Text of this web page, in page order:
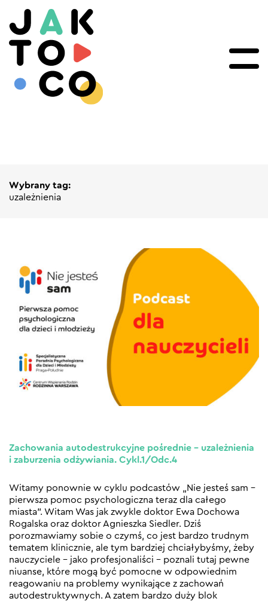
Wybrany tag:
uzależnienia
Zachowania autodestrukcyjne pośrednie – uzależnienia
i zaburzenia odżywiania. Cykl.1/Odc.4
Witamy ponownie w cyklu podcastów „Nie jesteś sam –
pierwsza pomoc psychologiczna teraz dla całego
miasta”. Witam Was jak zwykle doktor Ewa Dochowa
Rogalska oraz doktor Agnieszka Siedler. Dziś
porozmawiamy sobie o czymś, co jest bardzo trudnym
tematem klinicznie, ale tym bardziej chciałybyśmy, żeby
nauczyciele – jako profesjonaliści – poznali tutaj pewne
niuanse, które mogą być pomocne w odpowiednim
reagowaniu na problemy wynikające z zachowań
autodestruktywnych. A zatem bardzo duży blok